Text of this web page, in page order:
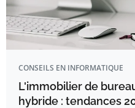
CONSEILS EN INFORMATIQUE
L'immobilier de
hybride : tendances